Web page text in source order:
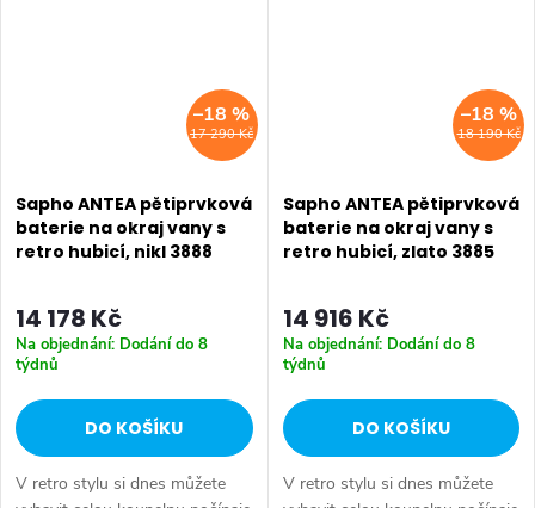
17 290 Kč
–18 %
Sapho ANTEA pětiprvková
baterie na okraj vany s
retro hubicí, nikl 3888
14 178 Kč
Na objednání: Dodání do 8
týdnů
DO KOŠÍKU
V retro stylu si dnes můžete
18 190 Kč
–18 %
Sapho ANTEA pětiprvková
baterie na okraj vany s
retro hubicí, zlato 3885
14 916 Kč
Na objednání: Dodání do 8
týdnů
DO KOŠÍKU
V retro stylu si dnes můžete